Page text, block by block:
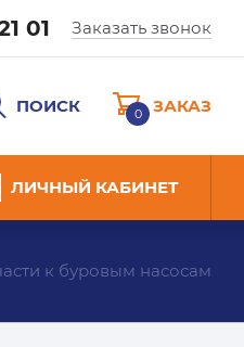
01 Заказать звонок
ПОИСК 0 ЗАКАЗ
ЛИЧНЫЙ КАБИНЕТ
к буровым насосам